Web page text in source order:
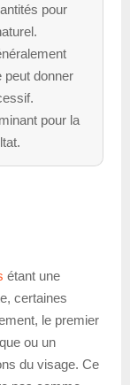
pour
peut donner
pour la
étant une
certaines
le premier
ou un
du visage. Ce